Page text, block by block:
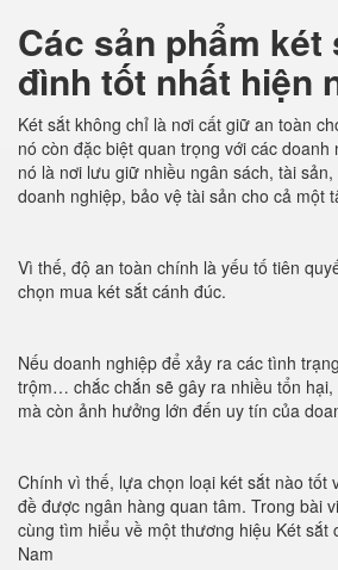
Các sản phẩm két
đình tốt nhất hiện
Két sắt không chỉ là nơi cất giữ an toàn
nó còn đặc biệt quan trọng với các
nó là nơi lưu giữ nhiều ngân sách, tài
doanh nghiệp, bảo vệ tài sản cho cả một
Vì thế, độ an toàn chính là yếu tố tiên
chọn mua két sắt cánh đúc.
Nếu doanh nghiệp để xảy ra các tình
trộm… chắc chắn sẽ gây ra nhiều tổn
mà còn ảnh hưởng lớn đến uy tín của
Chính vì thế, lựa chọn loại két sắt nào tốt
đề được ngân hàng quan tâm. Trong bài
cùng tìm hiểu về một thương hiệu Két sắt
Nam